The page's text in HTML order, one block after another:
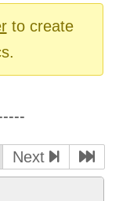
to create
Next